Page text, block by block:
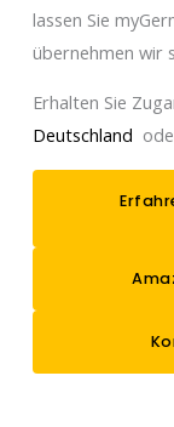
lassen Sie
übernehmen wir
Erhalten Sie
Deutschland